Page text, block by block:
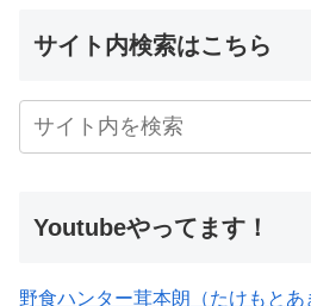
サイト内検索はこちら
Youtubeやってます！
野食ハンター茸本朗（たけもとあ